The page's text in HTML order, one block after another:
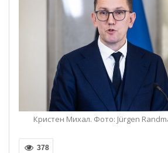
Кристен Михал. Фото: Jürgen
378